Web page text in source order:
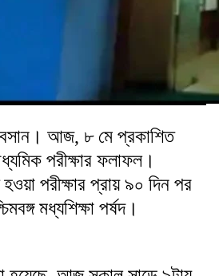
আজ, ৮ মে প্রকাশিত
পরীক্ষার ফলাফল।
পরীক্ষার প্রায় ৯০ দিন পর
মধ্যশিক্ষা পর্ষদ।